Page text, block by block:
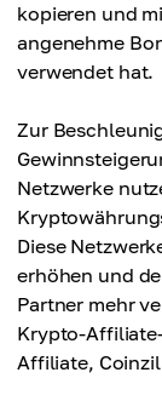
kopieren und
angenehme
verwendet hat.
Zur
Netzwerke
Diese
erhöhen und
Partner mehr
Krypto-
Affiliate,